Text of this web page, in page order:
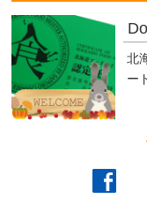
北
ー
facebook